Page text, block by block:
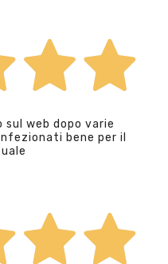
web dopo varie
bene per il